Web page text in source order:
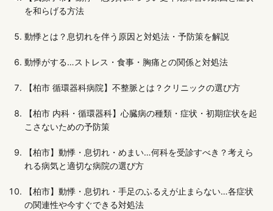
を和らげる方法
動悸とは？息切れを伴う原因と対処法・予防策を解説
動悸がする…ストレス・食事・胸痛との関係と対処法
【柏市 循環器科病院】不整脈とは？クリニックの選び方
【柏市 内科・循環器科】心臓病の種類・症状・初期症状を起
こさないための予防策
【柏市】動悸・息切れ・めまい…何科を受診すべき？考えら
れる病気と適切な病院の選び方
【柏市】動悸・息切れ・手足のふるえが止まらない…各症状
の関連性や今すぐできる対処法